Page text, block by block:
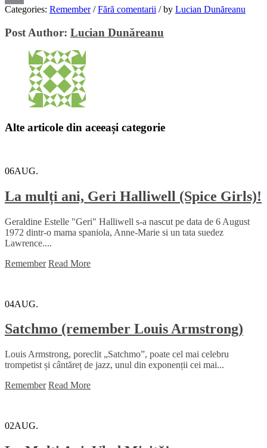
Email
Categories: Remember / Fără comentarii /by Lucian Dunăreanu
Post Author: Lucian Dunăreanu
Alte articole din aceeași categorie
06AUG.
La mulți ani, Geri Halliwell (Spice Girls)!
Geraldine Estelle "Geri" Halliwell s-a nascut pe data de 6 August
1972 dintr-o mama spaniola, Anne-Marie si un tata suedez
Lawrence....
Remember Read More
04AUG.
Satchmo (remember Louis Armstrong)
Louis Armstrong, poreclit „Satchmo”, poate cel mai celebru
trompetist și cântăreț de jazz, unul din exponenții cei mai...
Remember Read More
02AUG.